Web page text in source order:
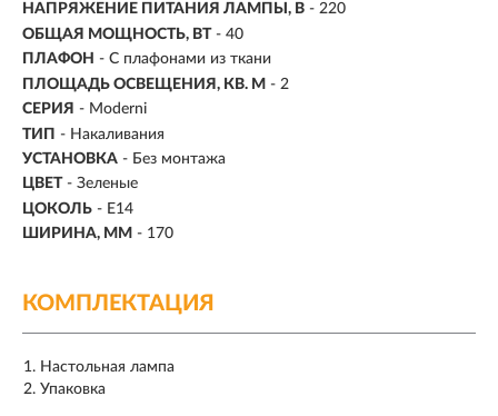
НАПРЯЖЕНИЕ ПИТАНИЯ ЛАМПЫ, В - 220
ОБЩАЯ МОЩНОСТЬ, ВТ - 40
ПЛАФОН - С плафонами из ткани
ПЛОЩАДЬ ОСВЕЩЕНИЯ, КВ. М - 2
СЕРИЯ - Moderni
ТИП - Накаливания
УСТАНОВКА - Без монтажа
ЦВЕТ - Зеленые
ЦОКОЛЬ - E14
ШИРИНА, ММ - 170
КОМПЛЕКТАЦИЯ
Настольная лампа
Упаковка